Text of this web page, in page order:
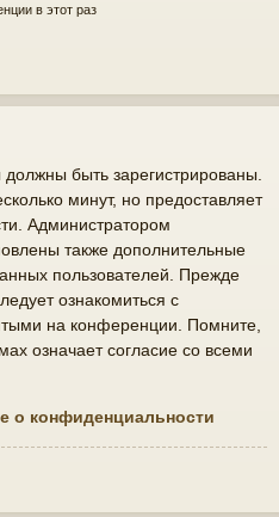
в этот раз
быть зарегистрированы.
минут, но предоставляет
Администратором
также дополнительные
пользователей. Прежде
ознакомиться с
на конференции. Помните,
означает согласие со всеми
о конфиденциальности